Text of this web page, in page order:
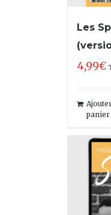
Les
4,99€
panier